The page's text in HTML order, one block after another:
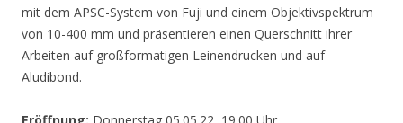
mit dem APSC-System von Fuji und einem Objektivspektrum
von 10-400 mm und präsentieren einen Querschnitt ihrer
Arbeiten auf großformatigen Leinendrucken und auf
Aludibond.